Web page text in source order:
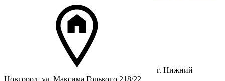
г. Нижний
Новгород, ул. Максима Горького 218/22